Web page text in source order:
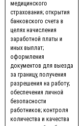
медицинского
страхования; открытия
банковского счета в
целях начисления
заработной платы и
иных выплат;
оформления
документов для выезда
за границу, получения
разрешения на работу;
обеспечения личной
безопасности
работников; контроля
количества и качества